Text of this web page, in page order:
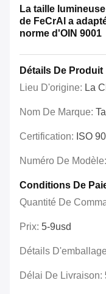
La taille
de FeCrAl a
norme d'OIN 9001
Détails De Produit
Lieu D'origine: La
Nom De Marque:
Certification: ISO
Numéro De Modèle:
Conditions De
Quantité De
Prix: 5-9usd
Détails
Délai De Livraison: